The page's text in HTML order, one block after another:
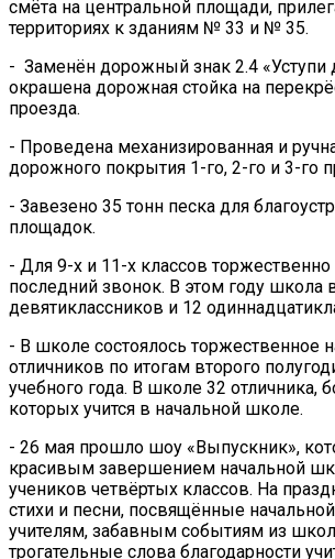
смёта на центральной площади,
территориях к зданиям № 33 и № 35.
- Заменён дорожный знак 2.4 «Уступи
окрашена дорожная стойка на
проезда.
- Проведена механизированная и
дорожного покрытия 1-го, 2-го и 3-го
- Завезено 35 тонн песка для
площадок.
- Для 9-х и 11-х классов
последний звонок. В этом году школа
девятиклассников и 12
- В школе состоялось торжественное
отличников по итогам второго
учебного года. В школе 32 отличника,
которых учится в начальной школе.
- 26 мая прошло шоу «Выпускник»,
красивым завершением начальной
учеников четвёртых классов. На
стихи и песни, посвящённые
учителям, забавным событиям из
трогательные слова благодарности